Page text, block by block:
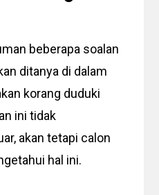
beberapa soalan
ditanya di dalam
korang duduki
ini tidak
akan tetapi calon
hal ini.